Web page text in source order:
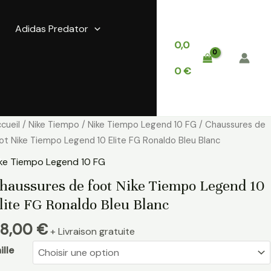
Adidas Predator
0,0
0€
/ Nike Tiempo / Nike Tiempo Legend 10 FG / Chaussures de
Nike Tiempo Legend 10 Elite FG Ronaldo Bleu Blanc
Tiempo Legend 10 FG
de foot Nike Tiempo Legend 10
FG Ronaldo Bleu Blanc
€ + Livraison gratuite